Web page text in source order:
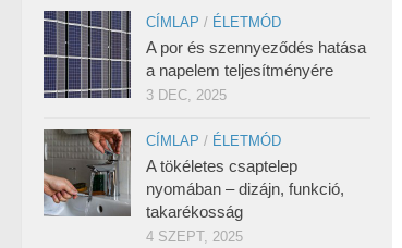
CÍMLAP / ÉLETMÓD
A por és szennyeződés hatása
a napelem teljesítményére
3 DEC, 2025
CÍMLAP / ÉLETMÓD
A tökéletes csaptelep
nyomában – dizájn, funkció,
takarékosság
4 SZEPT, 2025